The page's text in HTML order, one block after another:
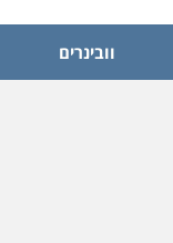
וובינרים